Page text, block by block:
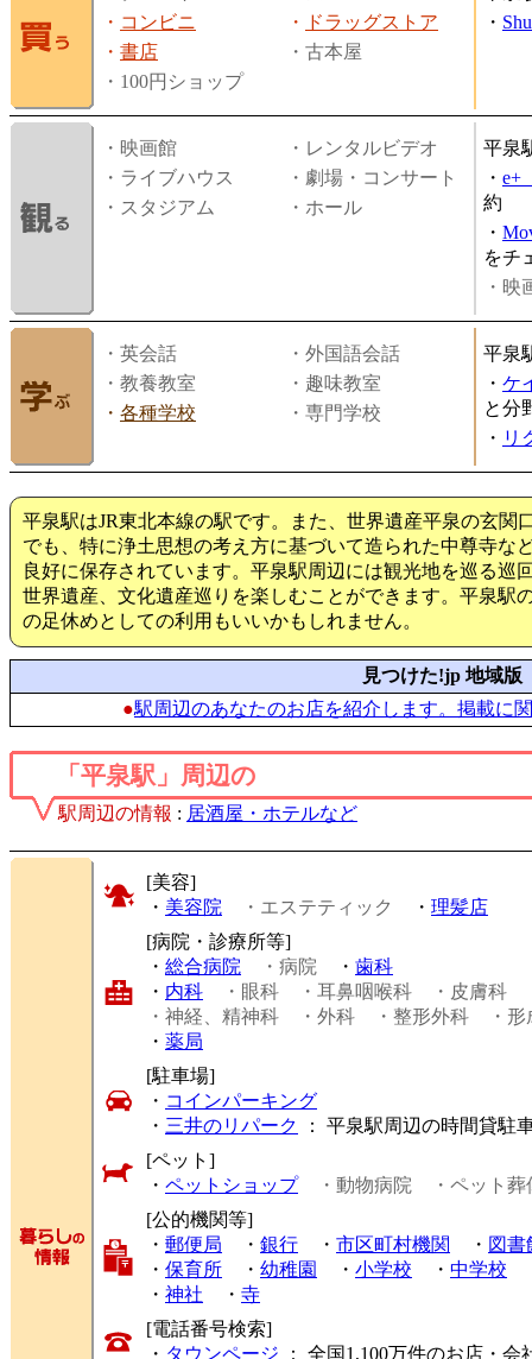
・ コンビニ ・
ドラッグストア
・ 書店
・古本屋
・100円ショップ
・
・映画館
・レンタルビデオ
・ライブハウス
・劇場・コンサート
・スタジアム
・ホール
平泉
・ e+
約
・
をチ
・映
・英会話
・外国語会話
・教養教室
・趣味教室
・ 各種学校 ・専門学校
平泉
・ ケ
と分
・ リ
平泉駅はJR東北本線の駅です。また、世界遺産平泉の玄関
でも、特に浄土思想の考え方に基づいて造られた中尊寺な
良好に保存されています。平泉駅周辺には観光地を巡る巡
世界遺産、文化遺産巡りを楽しむことができます。平泉駅
の足休めとしての利用もいいかもしれません。
見つけた!jp 地域版
●駅周辺のあなたのお店を紹介します。掲載に
「平泉駅」周辺の
駅周辺の情報 : 居酒屋・ホテルなど
[美容]
・ 美容院 ・エステティック ・ 理髪店
[病院・診療所等]
・ 総合病院 ・病院 ・ 歯科
・ 内科 ・眼科 ・耳鼻咽喉科 ・皮膚科
・神経、精神科
・外科 ・整形外科
・
・ 薬局
[駐車場]
・ コインパーキング
・ 三井のリパーク
： 平泉駅周辺の時間貸駐
[ペット]
・ ペットショップ ・動物病院
・ペット葬
[公的機関等]
・ 郵便局 ・ 銀行 ・ 市区町村機関 ・ 図書
・ 保育所 ・ 幼稚園 ・ 小学校 ・ 中学校
・ 神社 ・ 寺
[電話番号検索]
・ タウンページ ： 全国1,100万件のお店・